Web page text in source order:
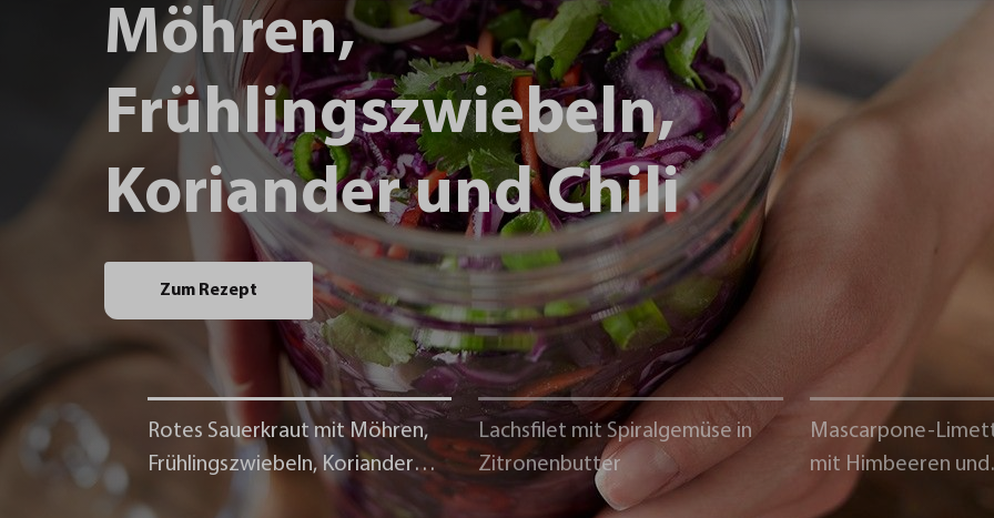
Möhren,
Frühlingszwiebeln,
Koriander und Chili
Zum Rezept
Rotes Sauerkraut mit Möhren,
Frühlingszwiebeln, Koriander
Lachsfilet mit Spiralgemüse in
Zitronenbutter
Mascarpone-
mit Himbeeren und
Schokoladencrumble